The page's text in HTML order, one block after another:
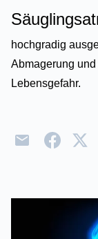
hochgradig
Abmagerung
Lebensgefahr.